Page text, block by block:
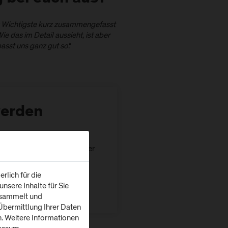
kurz zusammengefasst
das im Detail aussieht, ist aber
uns ganz gut so.“
kann online über Teams oder
Urstein stattfinden.
für die
Inhalte für Sie
und
Ihrer Daten
Weitere Informationen